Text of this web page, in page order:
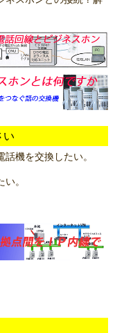
い
機を交換したい。
。